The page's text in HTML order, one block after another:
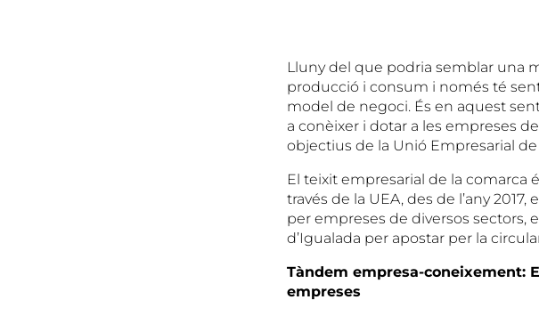
Lluny del que podria semblar una
producció i consum i només té
model de negoci. És en aquest
a conèixer i dotar a les empreses
objectius de la Unió Empresarial de
El teixit empresarial de la comarca
través de la UEA, des de l’any
per empreses de diversos
d’Igualada per apostar per la
Tàndem empresa-coneixement:
empreses